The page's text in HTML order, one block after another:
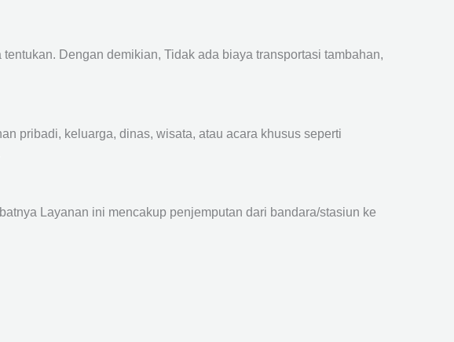
Dengan demikian, Tidak ada biaya transportasi tambahan,
pribadi, keluarga, dinas, wisata, atau acara khusus seperti
Layanan ini mencakup penjemputan dari bandara/stasiun ke